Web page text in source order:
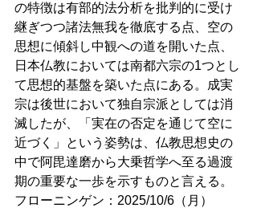
の特徴は有部的法分析を批判的に受け
継ぎつつ諸法無我を徹底する点、空の
思想に傾斜し中観への道を開いた点、
日本仏教においては南都六宗の1つとし
て思想的基盤を築いた点にある。成実
宗は後世において独自宗派としては消
滅したが、「実在の否定を通じて空に
近づく」という姿勢は、仏教思想史の
中で阿毘達磨から大乗哲学へ至る過渡
期の重要な一歩を示すものと言える。
フローニンゲン：2025/10/6（月）